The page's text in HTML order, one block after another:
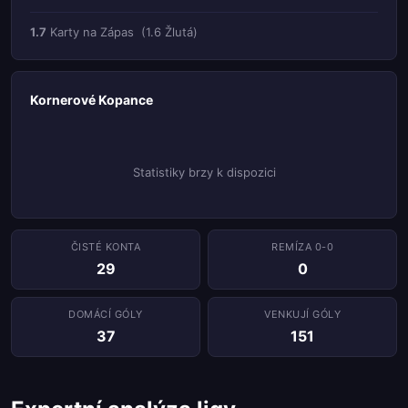
1.7 Karty na Zápas (1.6 Žlutá)
Kornerové Kopance
Statistiky brzy k dispozici
ČISTÉ KONTA
29
REMÍZA 0-0
0
DOMÁCÍ GÓLY
37
VENKUJÍ GÓLY
151